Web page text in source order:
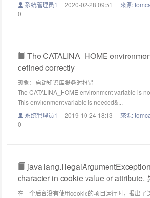
系统管理员1
2020-02-28 09:51 來源:
0
The CATALINA_HOME
defined correctly
现象：启动知识库服务时报错
The CATALINA_HOME environment variable is
This environment variable is needed&...
系统管理员1
2019-10-24 18:13 來源:
0
character in cookie value or attribute.
在一个后台没有使用cookie的项目运行时，报出了